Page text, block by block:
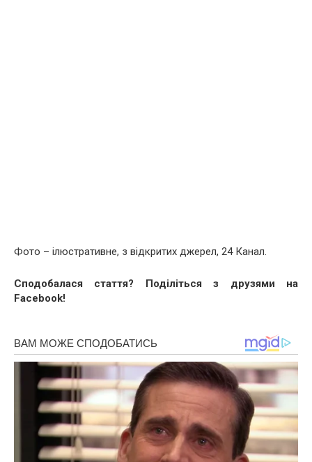
Фото – ілюстративне, з відкритих джерел, 24 Канал.
Сподобалася стаття? Поділіться з друзями на
Facebook!